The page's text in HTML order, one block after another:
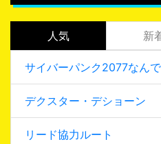
人気 新
サイバーパンク2077なん
デクスター・デショーン
リード協力ルート